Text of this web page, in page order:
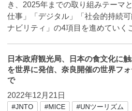
き、2025年までの取り組みテーマ
仕事」「デジタル」「社会的持続
ナビリティ」の4項目を進めていく
日本政府観光局、日本の食文化に
を世界に発信、奈良開催の世界フ
で
2022年12月21日
#JNTO #MICE #UNツーリズム